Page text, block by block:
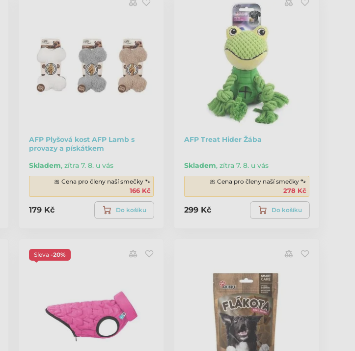
AFP Plyšová kost AFP Lamb s
provazy a pískátkem
Skladem, zítra 7. 8. u vás
🎀 Cena pro členy naší smečky 🐾
166 Kč
179 Kč Do košíku
AFP Treat Hider Žába
Skladem,zítra 7. 8. u vás
🎀 Cena pro členy naší smečky 🐾
278 Kč
299 Kč Do košíku
Sleva -20%